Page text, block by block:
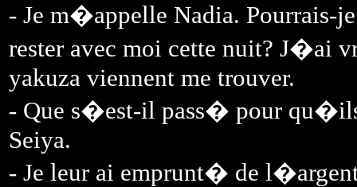
- Je m�appelle Nadia. Pourrais-
rester avec moi cette nuit? J�ai
yakuza viennent me trouver.
- Que s�est-il pass� pour qu�ils
Seiya.
- Je leur ai emprunt� de